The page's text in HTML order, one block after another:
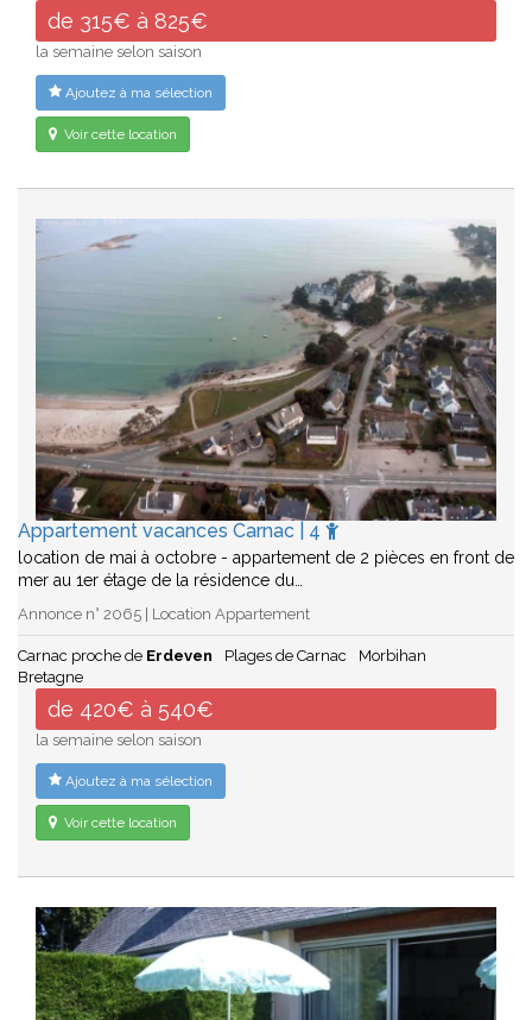
de 315€ à 825€
la semaine selon saison
Ajoutez à ma sélection
Voir cette location
Appartement vacances Carnac | 4
location de mai à octobre - appartement de 2 pièces en front de
mer au 1er étage de la résidence du…
Annonce n° 2065 | Location Appartement
Carnac proche de Erdeven Plages de Carnac
Morbihan
Bretagne
de 420€ à 540€
la semaine selon saison
Ajoutez à ma sélection
Voir cette location